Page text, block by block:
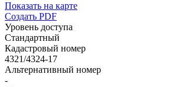
Показать на карте
Создать PDF
Уровень доступа
Стандартный
Кадастровый номер
4321/4324-17
Альтернативный номер
-